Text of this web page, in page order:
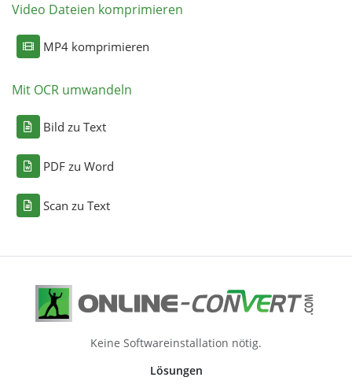
Video Dateien komprimieren
MP4 komprimieren
Mit OCR umwandeln
Bild zu Text
PDF zu Word
Scan zu Text
Keine Softwareinstallation nötig.
Lösungen